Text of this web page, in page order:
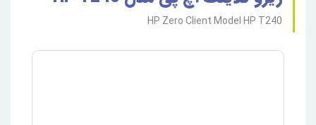
HP Zero Client Model HP T240